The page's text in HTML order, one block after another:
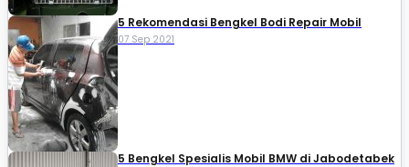
5 Rekomendasi Bengkel Bodi Repair Mobil
07 Sep 2021
5 Bengkel Spesialis Mobil BMW di Jabodetabek